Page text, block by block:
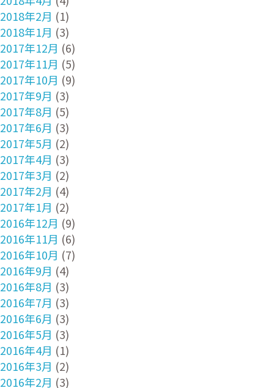
2018年2月 (1)
2018年1月 (3)
2017年12月 (6)
2017年11月 (5)
2017年10月 (9)
2017年9月 (3)
2017年8月 (5)
2017年6月 (3)
2017年5月 (2)
2017年4月 (3)
2017年3月 (2)
2017年2月 (4)
2017年1月 (2)
2016年12月 (9)
2016年11月 (6)
2016年10月 (7)
2016年9月 (4)
2016年8月 (3)
2016年7月 (3)
2016年6月 (3)
2016年5月 (3)
2016年4月 (1)
2016年3月 (2)
2016年2月 (3)